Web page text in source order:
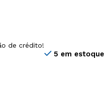
de crédito!
5 em estoque